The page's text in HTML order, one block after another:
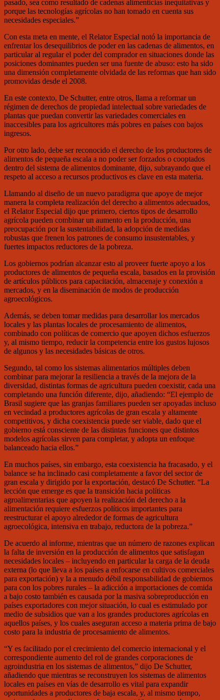
pasado, sea como resultado de cadenas alimenticias inequitativas y
porque las tecnologías agrícolas no han tomado en cuenta sus
necesidades especiales.”
Con esta meta en mente, el Relator Especial notó la importancia de
enfrentar los desequilibrios de poder en las cadenas de alimentos, en
particular al regular el poder del comprador en situaciones donde las
posiciones dominantes pueden ser una fuente de abuso: esto ha sido
una dimensión completamente olvidada de las reformas que han sido
promovidas desde el 2008.
En este contexto, De Schutter, entre otros, llama a reformar un
régimen de derechos de propiedad intelectual sobre variedades de
plantas que puedan convertir las variedades comerciales en
inaccesibles para los agricultores más pobres en países con bajos
ingresos.
Por otro lado, debe ser reconocido el derecho de los productores de
alimentos de pequeña escala a no poder ser forzados o cooptados
dentro del sistema de alimentos dominante, dijo, subrayando que el
respeto al acceso a recursos productivos es clave en esta materia.
Llamando al diseño de un nuevo paradigma que apoye de mejor
manera la completa realización del derecho a alimentos adecuados,
el Relator Especial dijo que primero, ciertos tipos de desarrollo
agrícola pueden combinar un aumento en la producción, una
preocupación por la sustentabilidad, la adopción de medidas
robustas que frenen los patrones de consumo insustentables, y
fuertes impactos reductores de la pobreza.
Los gobiernos podrían alcanzar esto al proveer fuerte apoyo a los
productores de alimentos de pequeña escala, basados en la provisión
de artículos públicos para capacitación, almacenaje y conexión a
mercados, y en la diseminación de modos de producción
agroecológicos.
Además, se deben tomar medidas para desarrollar los mercados
locales y las plantas locales de procesamiento de alimentos,
combinado con políticas de comercio que apoyen dichos esfuerzos
y, al mismo tiempo, reducir la competencia entre los gustos lujosos
de algunos y las necesidades básicas de otros.
Segundo, tal como los sistemas alimentarios múltiples deben
combinar para mejorar la resiliencia a través de la mejora de la
diversidad, distintas formas de agricultura pueden coexistir, cada una
completando una función diferente, dijo, añadiendo: “El ejemplo de
Brasil sugiere que las granjas familiares pueden ser apoyadas incluso
en vecindad a productores agrícolas de gran escala y altamente
competitivos, y dicha coexistencia puede ser viable, dado que el
gobierno está consciente de las distintas funciones que distintos
modelos agrícolas sirven para completar, y adopta un enfoque
balanceado hacia ellos.”
En muchos países, sin embargo, esta coexistencia ha fracasado, y el
balance se ha inclinado casi completamente a favor del sector de
gran escala y dirigido por la exportación, destacó De Schutter. “La
lección que emerge es que la transición hacia políticas
agroalimentarias que apoyen la realización del derecho a la
alimentación requiere esfuerzos políticos importantes para
reestructurar el apoyo alrededor de formas de agricultura
agroecológica, intensiva en trabajo, reductora de la pobreza.”
De acuerdo al informe, mientras que un número de razones explican
la falta de inversión en la producción de alimentos que satisfagan
necesidades locales – incluyendo en particular la carga de la deuda
externa (lo que lleva a los países a enfocarse en cultivos comerciales
para exportación) y la a menudo débil responsabilidad de gobiernos
para con los pobres rurales – la adicción a importaciones de comida
a bajo costo también es causada por la masiva sobreproducción en
países exportadores con mejor situación, lo cual es estimulado por
medio de subsidios que van a los grandes productores agrícolas en
aquellos países, y los cuales aseguran acceso a materia prima de bajo
costo para la industria de procesamiento de alimentos.
“Y es facilitado por el crecimiento del comercio internacional y el
correspondiente aumento del rol de grandes corporaciones de
agroindustria en los sistemas de alimentos,” dijo De Schutter,
añadiendo que mientras se reconstruyen los sistemas de alimentos
locales en países en vías de desarrollo es vital para expandir
oportunidades a productores de baja escala, y, al mismo tiempo,